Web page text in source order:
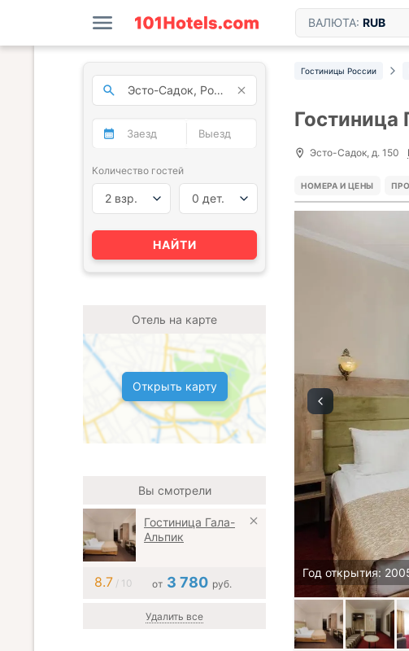
ВАЛЮТА: RUB
Гостиницы России
Гостиница
Эсто-Садок, д. 150
НОМЕРА И ЦЕНЫ
Год открытия:
Количество гостей
2 взр. 0 дет.
НАЙТИ
Отель на карте
Открыть карту
Вы смотрели
Гостиница Гала-
Альпик
8.7 / 10 от 3 780 руб.
Удалить все